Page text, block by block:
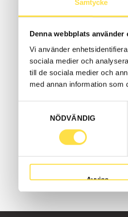
Samtycke
Denna webbplats använder
Vi använder
sociala medier och
till de sociala medier och
med annan information som
NÖDVÄNDIG
Avvisa